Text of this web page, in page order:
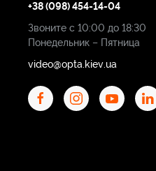
+38 (098) 454-14-04
Звоните с 10:00 до 18:30
Понедельник – Пятница
video@opta.kiev.ua